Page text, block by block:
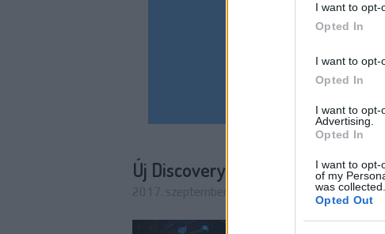
I want to opt-
Opted In
I want to opt-
Opted In
I want to opt-
Advertising.
Opted In
I want to opt-
of my
was collected.
Opted Out
Új Discovery jelenet – Burnham